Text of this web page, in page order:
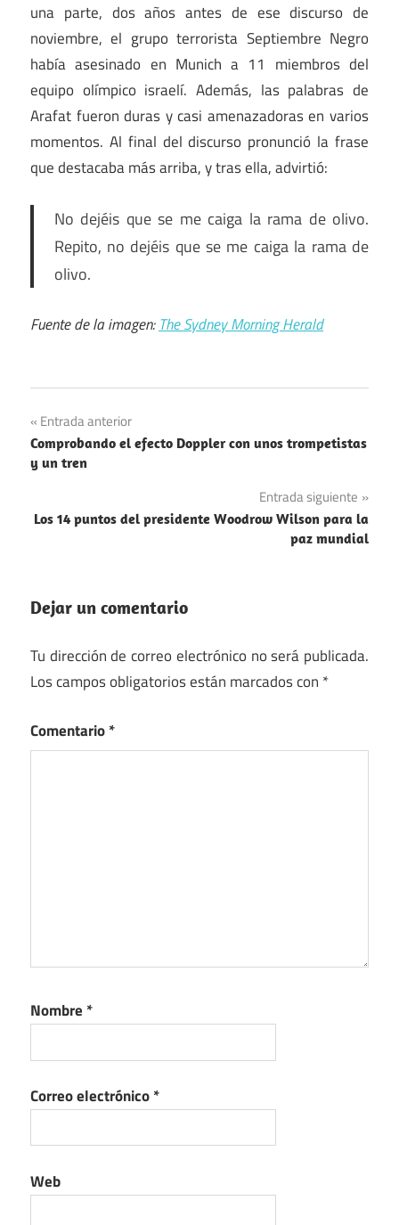
una parte, dos años antes de ese discurso de
noviembre, el grupo terrorista Septiembre Negro
había asesinado en Munich a 11 miembros del
equipo olímpico israelí. Además, las palabras de
Arafat fueron duras y casi amenazadoras en varios
momentos. Al final del discurso pronunció la frase
que destacaba más arriba, y tras ella, advirtió:
No dejéis que se me caiga la rama de olivo.
Repito, no dejéis que se me caiga la rama de
olivo.
Fuente de la imagen:The Sydney Morning Herald
Navegación
de
Entrada anterior
Comprobando el efecto Doppler con unos trompetistas
y un tren
Entrada siguiente
Los 14 puntos del presidente Woodrow Wilson para la
paz mundial
Dejar un comentario
Tu dirección de correo electrónico no será publicada.
Los campos obligatorios están marcados con *
Comentario*
Nombre *
Correo electrónico*
Web